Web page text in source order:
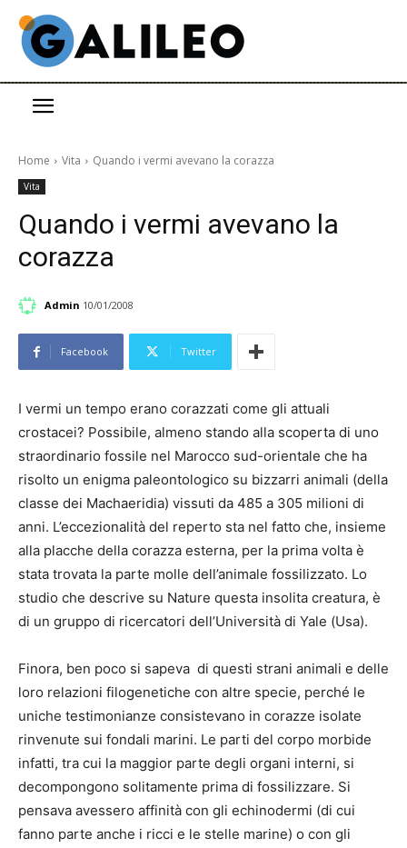
Home Vita Quando i vermi avevano la corazza
Vita
Quando i vermi avevano la
corazza
Admin 10/01/2008
Facebook Twitter
I vermi un tempo erano corazzati come gli attuali
crostacei? Possibile, almeno stando alla scoperta di uno
straordinario fossile nel Marocco sud-orientale che ha
risolto un enigma paleontologico su bizzarri animali (della
classe dei Machaeridia) vissuti da 485 a 305 milioni di
anni. L’eccezionalità del reperto sta nel fatto che, insieme
alla placche della corazza esterna, per la prima volta è
stata trovata la parte molle dell’animale fossilizzato. Lo
studio che descrive su Nature questa insolita creatura, è
di un gruppo di ricercatori dell’Università di Yale (Usa).
Finora, ben poco si sapeva di questi strani animali e delle
loro relazioni filogenetiche con altre specie, perché le
uniche testimonianze consistevano in corazze isolate
rinvenute sui fondali marini. Le parti del corpo morbide
infatti, tra cui la maggior parte degli organi interni, si
decompongono solitamente prima di fossilizzare. Si
pensava avessero affinità con gli echinodermi (di cui
fanno parte anche i ricci e le stelle marine) o con gli